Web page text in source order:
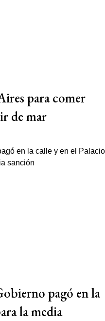
para comer
de mar
pagó en la
la media